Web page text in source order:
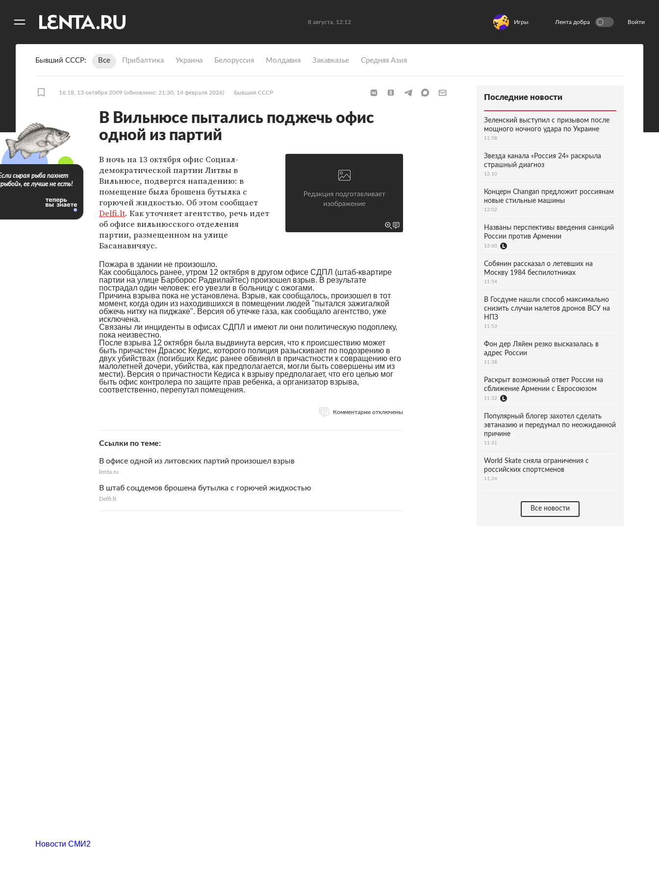
8 августа, 12:12 Игры Лента добра Войти
Бывший СССР Все Прибалтика Украина Белоруссия Молдавия Закавказье Средняя Азия
16:18, 13 октября 2009 (обновлено: 21:30, 14 февраля 2026) Бывший СССР
В Вильнюсе пытались поджечь офис
одной из партий
В ночь на 13 октября офис Социал-
демократической партии Литвы в
Вильнюсе, подвергся нападению: в
помещение была брошена бутылка с
горючей жидкостью. Об этом сообщает
Delfi.lt. Как уточняет агентство, речь идет
об офисе вильнюсского отделения
партии, размещенном на улице
Басанавичяус.
Пожара в здании не произошло.
Как сообщалось ранее, утром 12 октября в другом офисе СДПЛ (штаб-квартире
партии на улице Барборос Радвилайтес) произошел взрыв. В результате
пострадал один человек: его увезли в больницу с ожогами.
Причина взрыва пока не установлена. Взрыв, как сообщалось, произошел в тот
момент, когда один из находившихся в помещении людей "пытался зажигалкой
обжечь нитку на пиджаке". Версия об утечке газа, как сообщало агентство, уже
исключена.
Связаны ли инциденты в офисах СДПЛ и имеют ли они политическую подоплеку,
пока неизвестно.
После взрыва 12 октября была выдвинута версия, что к происшествию может
быть причастен Драсюс Кедис, которого полиция разыскивает по подозрению в
двух убийствах (погибших Кедис ранее обвинял в причастности к совращению его
малолетней дочери, убийства, как предполагается, могли быть совершены им из
мести). Версия о причастности Кедиса к взрыву предполагает, что его целью мог
быть офис контролера по защите прав ребенка, а организатор взрыва,
соответственно, перепутал помещения.
Комментарии отключены
Ссылки по теме
В офисе одной из литовских партий произошел взрыв
lenta.ru
В штаб соцдемов брошена бутылка с горючей жидкостью
Delfi.lt
сырая рыба пахнет
ее лучше не есть!
Последние новости
Зеленский выступил с призывом после
мощного ночного удара по Украине
11:58
Звезда канала «Россия 24» раскрыла
страшный диагноз
12:10
Концерн Changan предложит россиянам
новые стильные машины
12:02
Названы перспективы введения санкций
России против Армении
12:00
Собянин рассказал о летевших на
Москву 1984 беспилотниках
11:54
В Госдуме нашли способ максимально
снизить случаи налетов дронов ВСУ на
НПЗ
11:53
Фон дер Ляйен резко высказалась в
адрес России
11:38
Раскрыт возможный ответ России на
сближение Армении с Евросоюзом
11:32
Популярный блогер захотел сделать
эвтаназию и передумал по неожиданной
причине
11:31
World Skate сняла ограничения с
российских спортсменов
11:24
Все новости
Новости СМИ2